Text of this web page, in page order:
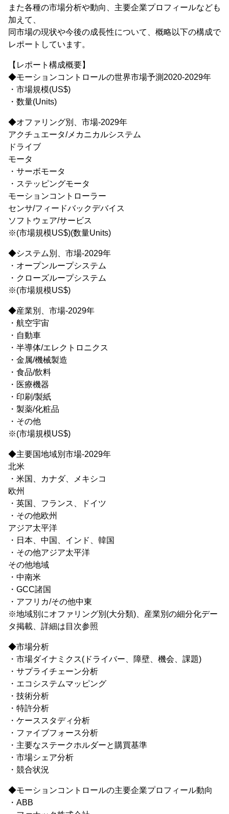
また各種の市場分析や動向、主要企業プロフィールなども
加えて、
同市場の現状や今後の成長性について、概略以下の構成で
レポートしています。
【レポート構成概要】
◆モーションコントロールの世界市場予測2020-2029年
・市場規模(US$)
・数量(Units)
◆オファリング別、市場-2029年
アクチュエータ/メカニカルシステム
ドライブ
モータ
・サーボモータ
・ステッピングモータ
モーションコントローラー
センサ/フィードバックデバイス
ソフトウェア/サービス
※(市場規模US$)(数量Units)
◆システム別、市場-2029年
・オープンループシステム
・クローズループシステム
※(市場規模US$)
◆産業別、市場-2029年
・航空宇宙
・自動車
・半導体/エレクトロニクス
・金属/機械製造
・食品/飲料
・医療機器
・印刷/製紙
・製薬/化粧品
・その他
※(市場規模US$)
◆主要国地域別市場-2029年
北米
・米国、カナダ、メキシコ
欧州
・英国、フランス、ドイツ
・その他欧州
アジア太平洋
・日本、中国、インド、韓国
・その他アジア太平洋
その他地域
・中南米
・GCC諸国
・アフリカ/その他中東
※地域別にオファリング別(大分類)、産業別の細分化デー
タ掲載、詳細は目次参照
◆市場分析
・市場ダイナミクス(ドライバー、障壁、機会、課題)
・サプライチェーン分析
・エコシステムマッピング
・技術分析
・特許分析
・ケーススタディ分析
・ファイブフォース分析
・主要なステークホルダーと購買基準
・市場シェア分析
・競合状況
◆モーションコントロールの主要企業プロフィール動向
・ABB